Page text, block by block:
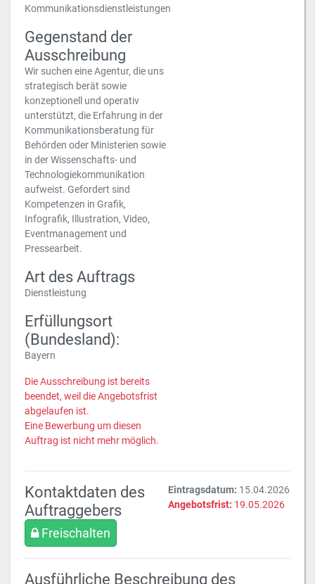
Kommunikationsdienstleistungen
Gegenstand der
Ausschreibung
Wir suchen eine Agentur, die uns
strategisch berät sowie
konzeptionell und operativ
unterstützt, die Erfahrung in der
Kommunikationsberatung für
Behörden oder Ministerien sowie
in der Wissenschafts- und
Technologiekommunikation
aufweist. Gefordert sind
Kompetenzen in Grafik,
Infografik, Illustration, Video,
Eventmanagement und
Pressearbeit.
Art des Auftrags
Dienstleistung
Erfüllungsort
(Bundesland):
Bayern
Die Ausschreibung ist bereits
beendet, weil die Angebotsfrist
abgelaufen ist.
Eine Bewerbung um diesen
Auftrag ist nicht mehr möglich.
Kontaktdaten des
Auftraggebers
Freischalten
Eintragsdatum: 15.04.2026
Angebotsfrist: 19.05.2026
Ausführliche Beschreibung des